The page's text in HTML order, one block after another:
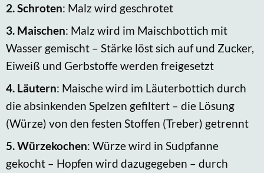
2.Schroten: Malz wird geschrotet
3. Maischen: Malz wird im Maischbottich mit
Wasser gemischt – Stärke löst sich auf und Zucker,
Eiweiß und Gerbstoffe werden freigesetzt
4. Läutern: Maische wird im Läuterbottich durch
die absinkenden Spelzen gefiltert – die Lösung
(Würze) von den festen Stoffen (Treber) getrennt
5.Würzekochen: Würze wird in Sudpfanne
gekocht – Hopfen wird dazugegeben – durch